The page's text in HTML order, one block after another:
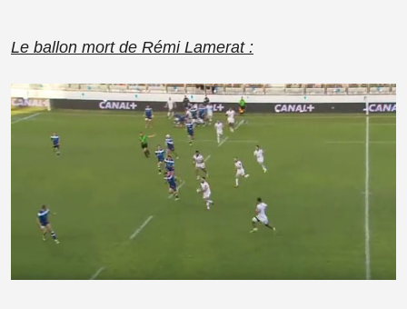
Le ballon mort de Rémi Lamerat :